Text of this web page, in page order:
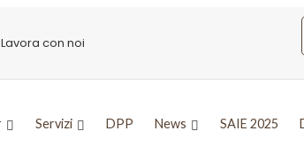
Lavora con noi
Servizi DPP News SAIE 2025